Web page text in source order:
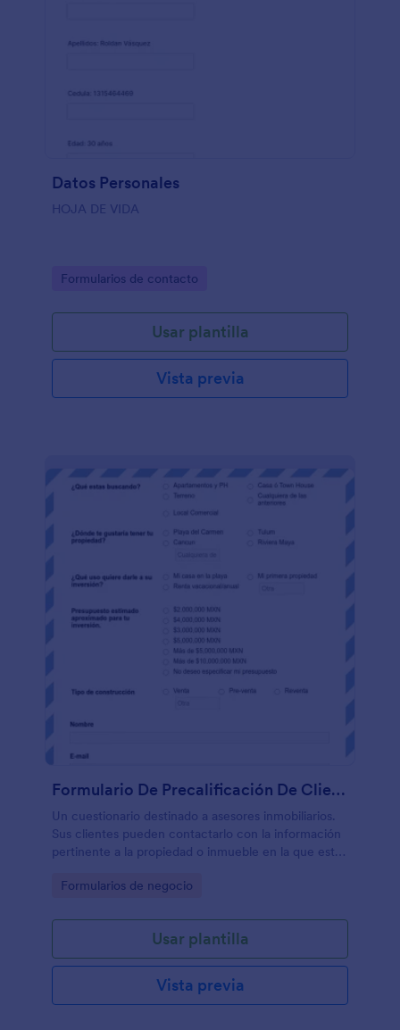
Datos Personales
HOJA DE VIDA
Go to Category:
Formularios de contacto
Usar plantilla
Vista previa
Formulario De Precalificación De Clientes De Bienes Raíces
Un cuestionario destinado a asesores inmobiliarios.
Sus clientes pueden contactarlo con la información
pertinente a la propiedad o inmueble en la que están
Go to Category:
Formularios de negocio
Usar plantilla
Vista previa